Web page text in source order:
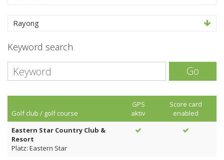
Rayong
Keyword search
Go
Golf club / golf course
GPS
aktiv
Score card
enabled
Eastern Star Country Club &
Resort
Platz: Eastern Star